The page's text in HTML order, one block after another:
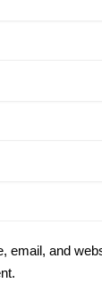
email, and